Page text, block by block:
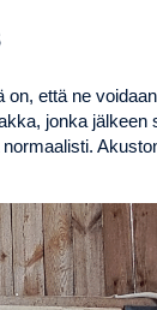
että ne
jonka jälkeen